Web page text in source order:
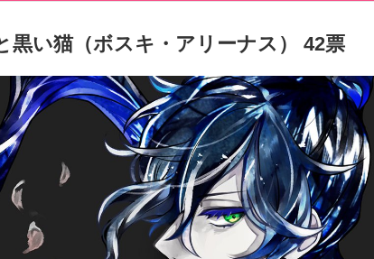
黒い猫（ボスキ・アリーナス） 42票